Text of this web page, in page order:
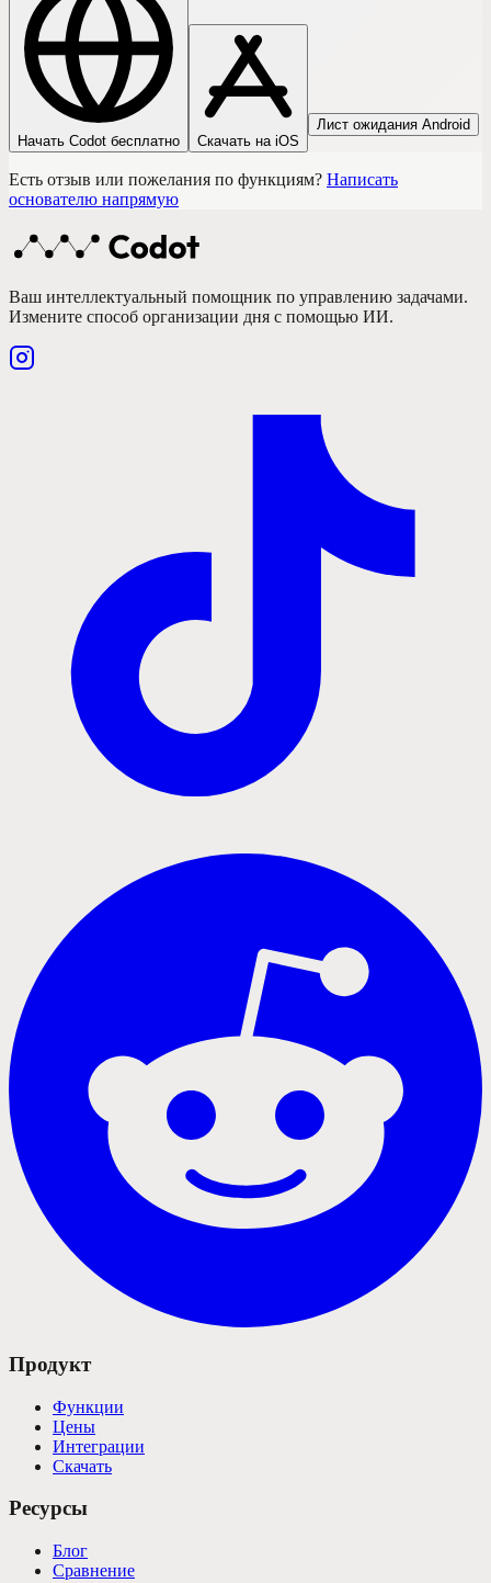
Начать Codot бесплатно Скачать на iOS
Лист ожидания Android
Есть отзыв или пожелания по функциям? Написать
основателю напрямую
Ваш интеллектуальный помощник по управлению задачами.
Измените способ организации дня с помощью ИИ.
Продукт
Функции
Цены
Интеграции
Скачать
Ресурсы
Блог
Сравнение